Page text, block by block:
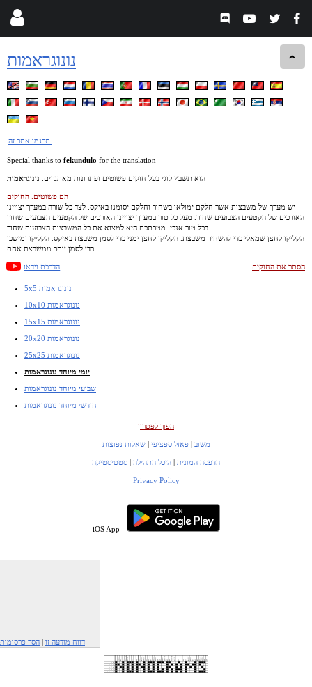
נונוגראמות
Special thanks to fekundulo for the translation
הוא תשבץ לוגי בעל חוקים פשוטים ופתרונות מאתגרים. נונוגראמות
הם פשוטים. החוקים
יש מערך של משבצות אשר חלקם ימולאו בשחור וחלקם יסומנו באיקס. לצד כל שורה במערך יצויינו
האורכים של הקטעים הצבועים שחור. מעל כל טור במערך יצויינו האורכים של הקטעים הצבועים שחור
הקליקו לחצן שמאלי כדי להשחיר משבצת. הקליקו לחצן ימני כדי לסמן משבצת באיקס. הקליקו ומישכו
הדרכת וידאו הסתר את החוקים
5x5 נונוגראמות
10x10 נונוגראמות
15x15 נונוגראמות
20x20 נונוגראמות
25x25 נונוגראמות
יומי מיוחד נונוגראמות
שבועי מיוחד נונוגראמות
חודשי מיוחד נונוגראמות
הפוך לפטרון
משוב |פאזל ספציפי |שאלות נפוצות
הדפסה המונית | היכל התהילה | סטטיסטיקה
Privacy Policy
iOS App
הסר פרסומות | דווח מודעה זו